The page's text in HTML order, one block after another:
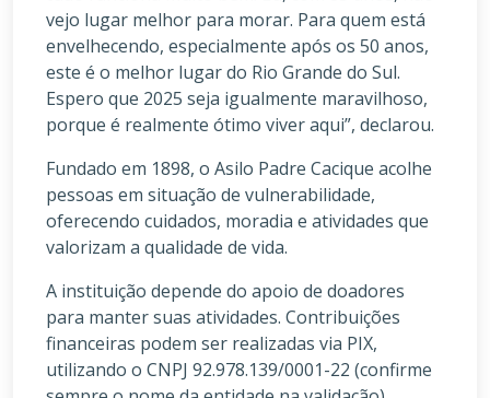
vejo lugar melhor para morar. Para quem está
envelhecendo, especialmente após os 50 anos,
este é o melhor lugar do Rio Grande do Sul.
Espero que 2025 seja igualmente maravilhoso,
porque é realmente ótimo viver aqui”, declarou.
Fundado em 1898, o Asilo Padre Cacique acolhe
pessoas em situação de vulnerabilidade,
oferecendo cuidados, moradia e atividades que
valorizam a qualidade de vida.
A instituição depende do apoio de doadores
para manter suas atividades. Contribuições
financeiras podem ser realizadas via PIX,
utilizando o CNPJ 92.978.139/0001-22 (confirme